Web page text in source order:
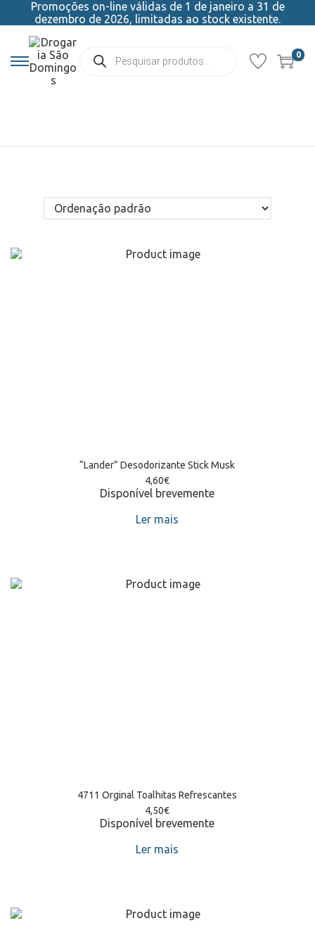
Promoções on-line válidas de 1 de janeiro a 31 de
dezembro de 2026, limitadas ao stock existente.
0
“Lander” Desodorizante Stick Musk
4,60€
Disponível brevemente
Ler mais
4711 Orginal Toalhitas Refrescantes
4,50€
Disponível brevemente
Ler mais